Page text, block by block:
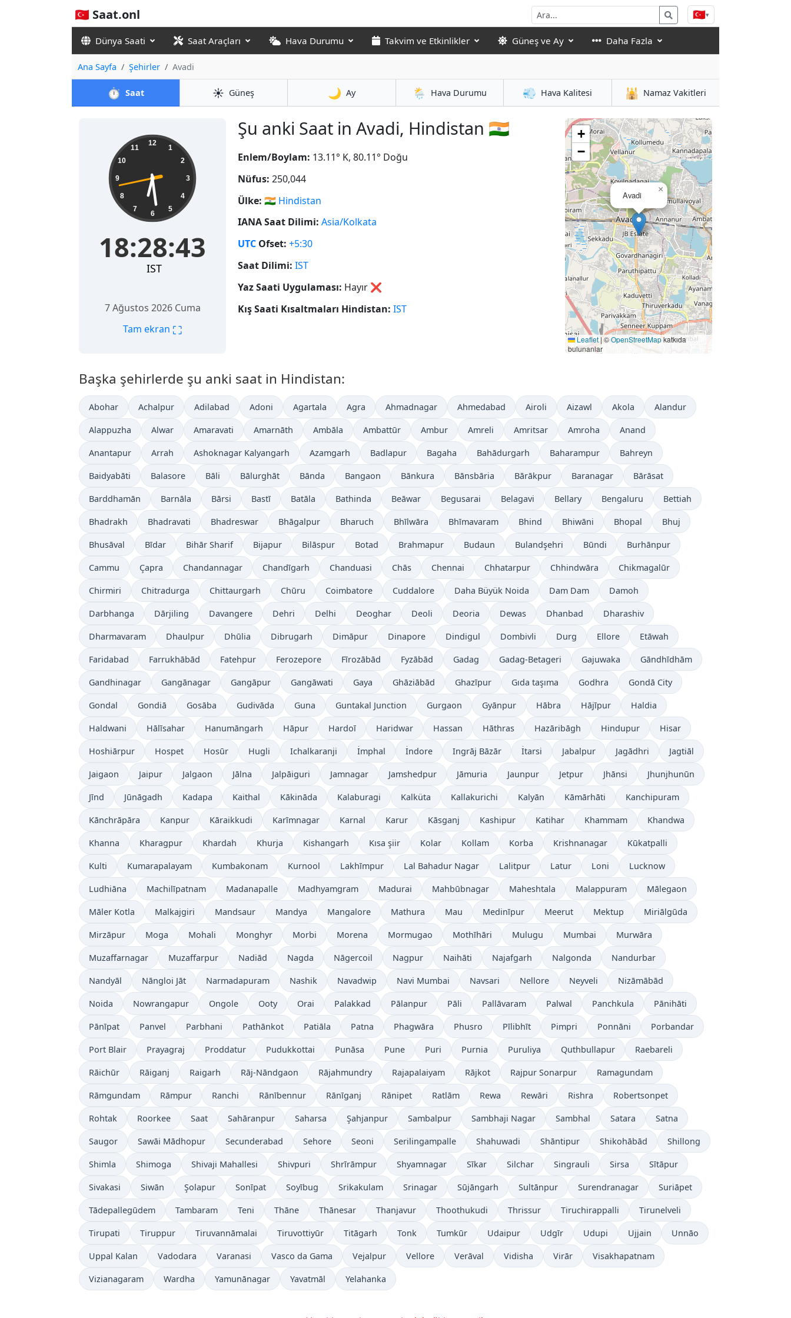
🇹🇷 Saat.onl 🇹🇷▾
Dünya Saati Saat Araçları Hava Durumu Takvim ve Etkinlikler Güneş ve Ay Daha Fazla
Ana Sayfa Şehirler Avadi
⏱️ Saat ☀️ Güneş 🌙 Ay 🌦️ Hava Durumu 💨 Hava Kalitesi 🕌 Namaz Vakitleri
Şu anki Saat in Avadi, Hindistan 🇮🇳
18:28:44 12
1
2
3
4
5
6
7
8
9
10
11
18:28:44
IST
7 Ağustos 2026 Cuma
Tam ekran ⛶
Enlem/Boylam: 13.11° K, 80.11° Doğu
Nüfus: 250,044
Ülke: 🇮🇳 Hindistan
IANA Saat Dilimi: Asia/Kolkata
UTC Ofset: +5:30
Saat Dilimi: IST
Yaz Saati Uygulaması: Hayır ❌
Kış Saati Kısaltmaları Hindistan: IST
Avadi
×
+
−
Leaflet | ©OpenStreetMapkatkıda
bulunanlar
Başka şehirlerde şu anki saat in Hindistan:
Abohar Achalpur Adilabad Adoni Agartala Agra Ahmadnagar Ahmedabad Airoli Aizawl Akola Alandur
Alappuzha Alwar Amaravati Amarnāth Ambāla Ambattūr Ambur Amreli Amritsar Amroha Anand
Anantapur Arrah Ashoknagar Kalyangarh Azamgarh Badlapur Bagaha Bahādurgarh Baharampur Bahreyn
Baidyabāti Balasore Bāli Bālurghāt Bānda Bangaon Bānkura Bānsbāria Bārākpur Baranagar Bārāsat
Barddhamān Barnāla Bārsi Bastī Batāla Bathinda Beāwar Begusarai Belagavi Bellary Bengaluru Bettiah
Bhadrakh Bhadravati Bhadreswar Bhāgalpur Bharuch Bhīlwāra Bhīmavaram Bhind Bhiwāni Bhopal Bhuj
Bhusāval Bīdar Bihār Sharif Bijapur Bilāspur Botad Brahmapur Budaun Bulandşehri Būndi Burhānpur
Cammu Çapra Chandannagar Chandīgarh Chanduasi Chās Chennai Chhatarpur Chhindwāra Chikmagalūr
Chirmiri Chitradurga Chittaurgarh Chūru Coimbatore Cuddalore Daha Büyük Noida Dam Dam Damoh
Darbhanga Dārjiling Davangere Dehri Delhi Deoghar Deoli Deoria Dewas Dhanbad Dharashiv
Dharmavaram Dhaulpur Dhūlia Dibrugarh Dimāpur Dinapore Dindigul Dombivli Durg Ellore Etāwah
Faridabad Farrukhābād Fatehpur Ferozepore Fīrozābād Fyzābād Gadag Gadag-Betageri Gajuwaka Gāndhīdhām
Gandhinagar Gangānagar Gangāpur Gangāwati Gaya Ghāziābād Ghazīpur Gıda taşıma Godhra Gondā City
Gondal Gondiā Gosāba Gudivāda Guna Guntakal Junction Gurgaon Gyānpur Hābra Hājīpur Haldia
Haldwani Hālīsahar Hanumāngarh Hāpur Hardoī Haridwar Hassan Hāthras Hazāribāgh Hindupur Hisar
Hoshiārpur Hospet Hosūr Hugli Ichalkaranji İmphal İndore Ingrāj Bāzār İtarsi Jabalpur Jagādhri Jagtiāl
Jaigaon Jaipur Jalgaon Jālna Jalpāiguri Jamnagar Jamshedpur Jāmuria Jaunpur Jetpur Jhānsi Jhunjhunūn
Jīnd Jūnāgadh Kadapa Kaithal Kākināda Kalaburagi Kalküta Kallakurichi Kalyān Kāmārhāti Kanchipuram
Kānchrāpāra Kanpur Kāraikkudi Karīmnagar Karnal Karur Kāsganj Kashipur Katihar Khammam Khandwa
Khanna Kharagpur Khardah Khurja Kishangarh Kısa şiir Kolar Kollam Korba Krishnanagar Kūkatpalli
Kulti Kumarapalayam Kumbakonam Kurnool Lakhīmpur Lal Bahadur Nagar Lalitpur Latur Loni Lucknow
Ludhiāna Machilīpatnam Madanapalle Madhyamgram Madurai Mahbūbnagar Maheshtala Malappuram Mālegaon
Māler Kotla Malkajgiri Mandsaur Mandya Mangalore Mathura Mau Medinīpur Meerut Mektup Miriālgūda
Mirzāpur Moga Mohali Monghyr Morbi Morena Mormugao Mothīhāri Mulugu Mumbai Murwāra
Muzaffarnagar Muzaffarpur Nadiād Nagda Nāgercoil Nagpur Naihāti Najafgarh Nalgonda Nandurbar
Nandyāl Nāngloi Jāt Narmadapuram Nashik Navadwip Navi Mumbai Navsari Nellore Neyveli Nizāmābād
Noida Nowrangapur Ongole Ooty Orai Palakkad Pālanpur Pāli Pallāvaram Palwal Panchkula Pānihāti
Pānīpat Panvel Parbhani Pathānkot Patiāla Patna Phagwāra Phusro Pīlibhīt Pimpri Ponnāni Porbandar
Port Blair Prayagraj Proddatur Pudukkottai Punāsa Pune Puri Purnia Puruliya Quthbullapur Raebareli
Rāichūr Rāiganj Raigarh Rāj-Nāndgaon Rājahmundry Rajapalaiyam Rājkot Rajpur Sonarpur Ramagundam
Rāmgundam Rāmpur Ranchi Rānībennur Rānīganj Rānipet Ratlām Rewa Rewāri Rishra Robertsonpet
Rohtak Roorkee Saat Sahāranpur Saharsa Şahjanpur Sambalpur Sambhaji Nagar Sambhal Satara Satna
Saugor Sawāi Mādhopur Secunderabad Sehore Seoni Serilingampalle Shahuwadi Shāntipur Shikohābād Shillong
Shimla Shimoga Shivaji Mahallesi Shivpuri Shrīrāmpur Shyamnagar Sīkar Silchar Singrauli Sirsa Sītāpur
Sivakasi Siwān Şolapur Sonīpat Soyībug Srikakulam Srinagar Sūjāngarh Sultānpur Surendranagar Suriāpet
Tādepallegūdem Tambaram Teni Thāne Thānesar Thanjavur Thoothukudi Thrissur Tiruchirappalli Tirunelveli
Tirupati Tiruppur Tiruvannāmalai Tiruvottiyūr Titāgarh Tonk Tumkūr Udaipur Udgīr Udupi Ujjain Unnāo
Uppal Kalan Vadodara Varanasi Vasco da Gama Vejalpur Vellore Verāval Vidisha Virār Visakhapatnam
Vizianagaram Wardha Yamunānagar Yavatmāl Yelahanka